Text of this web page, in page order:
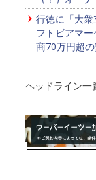
行徳に「大衆
フトビアマ
商70万円超
ヘッドライン一